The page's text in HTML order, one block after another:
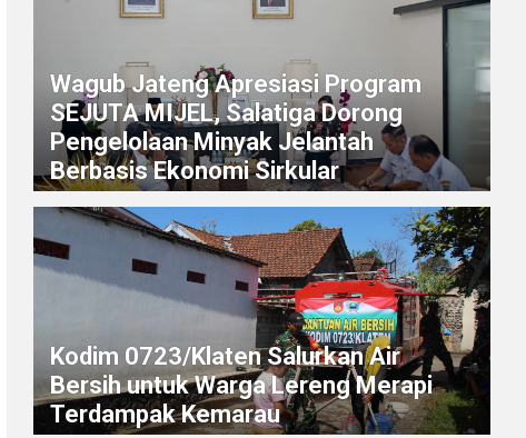
Wagub Jateng Apresiasi Program
SEJUTA MIJEL, Salatiga Dorong
Pengelolaan Minyak Jelantah
Berbasis Ekonomi Sirkular
Kodim 0723/Klaten Salurkan Air
Bersih untuk Warga Lereng Merapi
Terdampak Kemarau